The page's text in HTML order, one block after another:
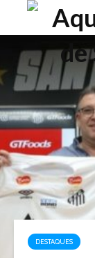
DESTAQUES